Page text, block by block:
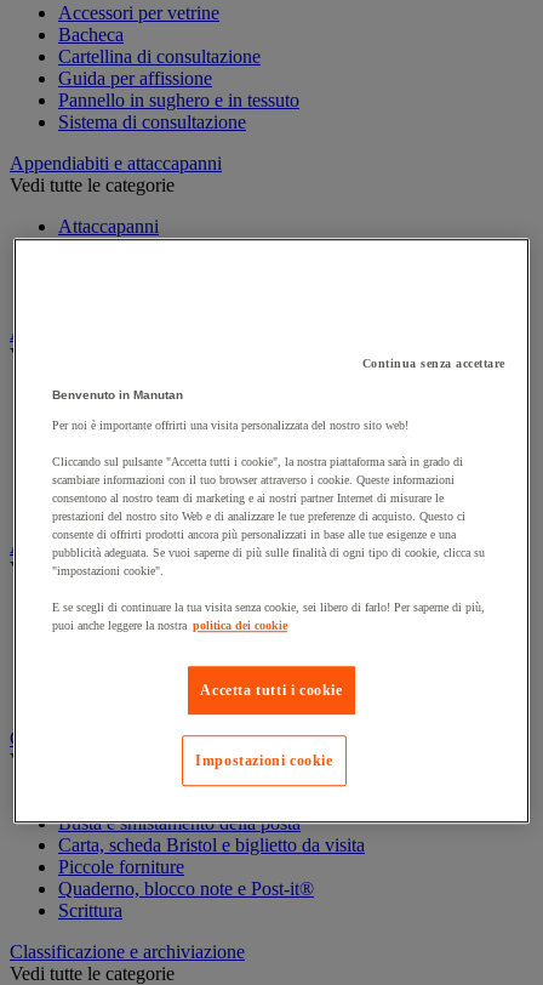
Accessori per vetrine
Bacheca
Cartellina di consultazione
Guida per affissione
Pannello in sughero e in tessuto
Sistema di consultazione
Appendiabiti e attaccapanni
Vedi tutte le categorie
Attaccapanni
Attaccapanni a muro
Armadio e archiviazione
Vedi tutte le categorie
Archiviazione orizzontale
Archiviazione per cartelle sospese
Armadio per ufficio
Carrello da ufficio
Libreria
Audiovisivi
Vedi tutte le categorie
Attrezzature audio e Hi-Fi
Connessione audio e video
Insonorizzazione e registrazione professionali
Strumenti per proiezione e videoproiezione
Cancelleria e forniture per ufficio
Vedi tutte le categorie
Busta e smistamento della posta
Carta, scheda Bristol e biglietto da visita
Piccole forniture
Quaderno, blocco note e Post-it®
Scrittura
Classificazione e archiviazione
Vedi tutte le categorie
Continua senza accettare
Benvenuto in Manutan
Per noi è importante offrirti una visita personalizzata del nostro sito web!
Cliccando sul pulsante "Accetta tutti i cookie", la nostra piattaforma sarà in grado di
scambiare informazioni con il tuo browser attraverso i cookie. Queste informazioni
consentono al nostro team di marketing e ai nostri partner Internet di misurare le
prestazioni del nostro sito Web e di analizzare le tue preferenze di acquisto. Questo ci
consente di offrirti prodotti ancora più personalizzati in base alle tue esigenze e una
pubblicità adeguata. Se vuoi saperne di più sulle finalità di ogni tipo di cookie, clicca su
"impostazioni cookie".
E se scegli di continuare la tua visita senza cookie, sei libero di farlo! Per saperne di più,
puoi anche leggere la nostra politica dei cookie
Accetta tutti i cookie
Impostazioni cookie